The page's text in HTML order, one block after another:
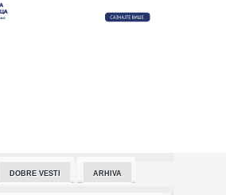
Damaska podignut autobus u vazduh, dve
u serijskoj proizvodnji
DOBRE VESTI ARHIVA